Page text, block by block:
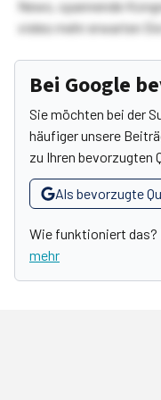
News, spannende
vieles mehr erwarten
Bei Google
Sie möchten bei der
häufiger unsere
zu Ihren bevorzugten
Als bevorzugte
Wie funktioniert das?
mehr